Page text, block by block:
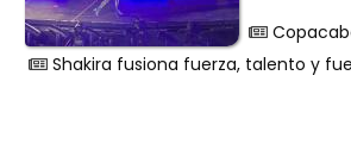
Shakira fusiona fuerza, talento y